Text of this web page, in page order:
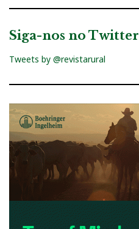
Siga-nos no Twitter
Tweets by @revistarural